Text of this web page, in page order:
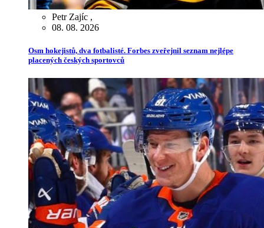
Petr Zajíc ,
08. 08. 2026
Osm hokejistů, dva fotbalisté. Forbes zveřejnil seznam nejlépe
placených českých sportovců